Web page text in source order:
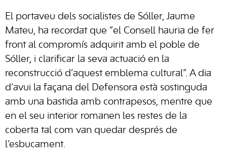
El portaveu dels socialistes de Sóller, Jaume
Mateu, ha recordat que “el Consell hauria de fer
front al compromís adquirit amb el poble de
Sóller, i clarificar la seva actuació en la
reconstrucció d’aquest emblema cultural”. A dia
d’avui la façana del Defensora està sostinguda
amb una bastida amb contrapesos, mentre que
en el seu interior romanen les restes de la
coberta tal com van quedar després de
l’esbucament.